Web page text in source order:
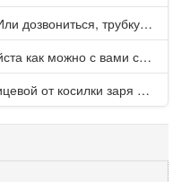
как к вам попасть на прием? Или дозвониться, трубку не берете.
Добрый день скажите пожалуйста как можно с вами связаться . Телефон не отвечает .Заказала кухню в тц Хороший есть претензии а менеджер контактов не дает .Что делать?
У Вас можно заказать вал шлицевой от косилки заря для мтз, который соединяет мотоблок с косилкой.?